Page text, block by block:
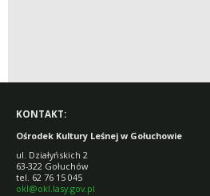
KONTAKT:
Ośrodek Kultury Leśnej w Gołuchowie
ul. Działyńskich 2
63-322 Gołuchów
tel. 62 76 15 045
okl@okl.lasy.gov.pl